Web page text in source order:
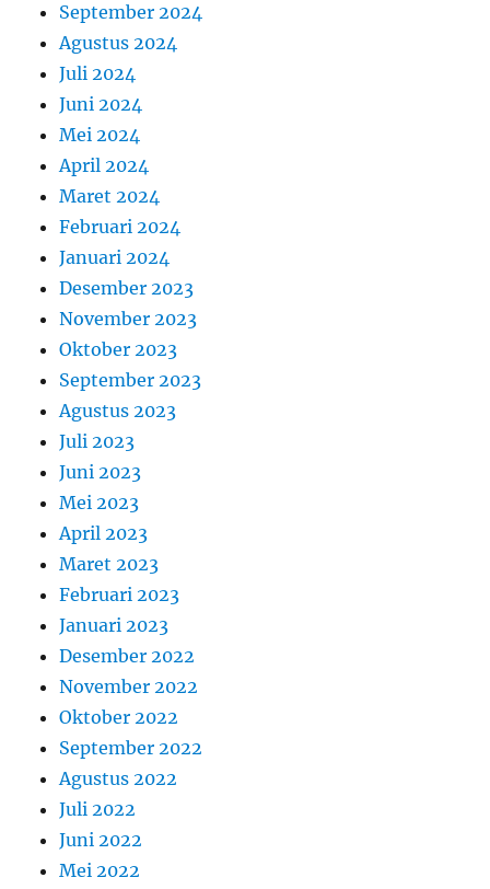
September 2024
Agustus 2024
Juli 2024
Juni 2024
Mei 2024
April 2024
Maret 2024
Februari 2024
Januari 2024
Desember 2023
November 2023
Oktober 2023
September 2023
Agustus 2023
Juli 2023
Juni 2023
Mei 2023
April 2023
Maret 2023
Februari 2023
Januari 2023
Desember 2022
November 2022
Oktober 2022
September 2022
Agustus 2022
Juli 2022
Juni 2022
Mei 2022